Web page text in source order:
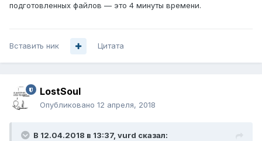
подготовленных файлов — это 4 минуты времени.
Вставить ник Цитата
LostSoul
Опубликовано 12 апреля, 2018
В 12.04.2018 в 13:37, vurd сказал: